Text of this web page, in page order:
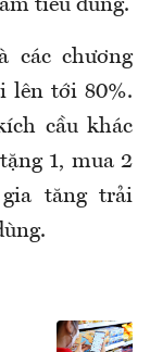
tiêu dùng.
các chương
lên tới 80%.
cầu khác
1, mua 2
tăng trải